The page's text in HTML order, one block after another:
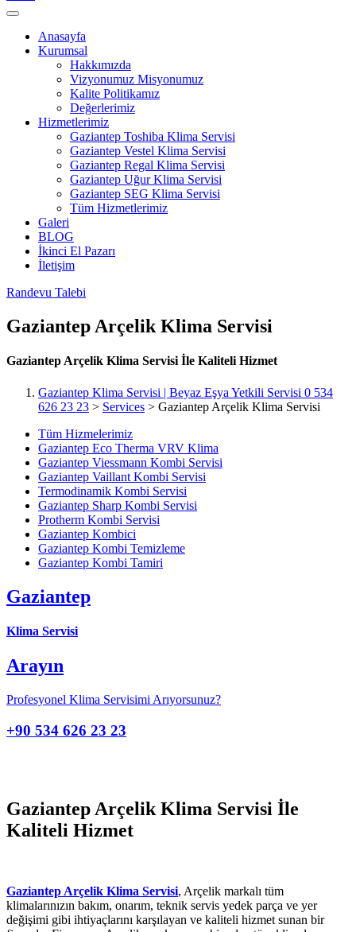
Anasayfa
Kurumsal
Hakkımızda
Vizyonumuz Misyonumuz
Kalite Politikamız
Değerlerimiz
Hizmetlerimiz
Gaziantep Toshiba Klima Servisi
Gaziantep Vestel Klima Servisi
Gaziantep Regal Klima Servisi
Gaziantep Uğur Klima Servisi
Gaziantep SEG Klima Servisi
Tüm Hizmetlerimiz
Galeri
BLOG
İkinci El Pazarı
İletişim
Randevu Talebi
Gaziantep Arçelik Klima Servisi
Gaziantep Arçelik Klima Servisi İle Kaliteli Hizmet
Gaziantep Klima Servisi | Beyaz Eşya Yetkili Servisi 0 534
626 23 23 > Services > Gaziantep Arçelik Klima Servisi
Tüm Hizmelerimiz
Gaziantep Eco Therma VRV Klima
Gaziantep Viessmann Kombi Servisi
Gaziantep Vaillant Kombi Servisi
Termodinamik Kombi Servisi
Gaziantep Sharp Kombi Servisi
Protherm Kombi Servisi
Gaziantep Kombici
Gaziantep Kombi Temizleme
Gaziantep Kombi Tamiri
Gaziantep
Klima Servisi
Arayın
Profesyonel Klima Servisimi Arıyorsunuz?
+90 534 626 23 23
Gaziantep Arçelik Klima Servisi İle
Kaliteli Hizmet
Gaziantep Arçelik Klima Servisi, Arçelik markalı tüm
klimalarınızın bakım, onarım, teknik servis yedek parça ve yer
değişimi gibi ihtiyaçlarını karşılayan ve kaliteli hizmet sunan bir